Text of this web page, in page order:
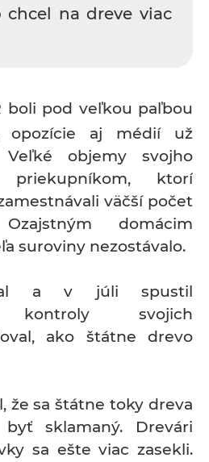
chcel na dreve viac
boli pod veľkou paľbou
opozície aj médií už
objemy svojho
ktorí
väčší počet
Ozajstným domácim
suroviny nezostávalo.
a v júli spustil
kontroly svojich
ako štátne drevo
že sa štátne toky dreva
sklamaný. Drevári
sa ešte viac zasekli.